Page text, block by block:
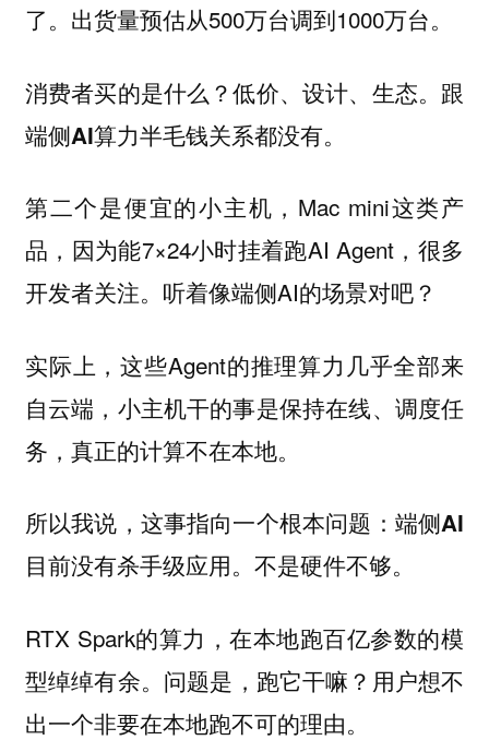
了。出货量预估从500万台调到1000万台。
消费者买的是什么？低价、设计、生态。跟
端侧AI算力半毛钱关系都没有。
第二个是便宜的小主机，Mac mini这类产
品，因为能7×24小时挂着跑AI Agent，很多
开发者关注。听着像端侧AI的场景对吧？
实际上，这些Agent的推理算力几乎全部来
自云端，小主机干的事是保持在线、调度任
务，真正的计算不在本地。
所以我说，这事指向一个根本问题： 端侧AI
目前没有杀手级应用。 不是硬件不够。
RTX Spark的算力，在本地跑百亿参数的模
型绰绰有余。 问题是，跑它干嘛？用户想不
出一个非要在本地跑不可的理由。